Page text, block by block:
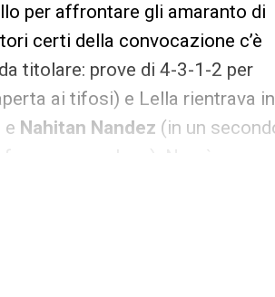
per affrontare gli amaranto di
certi della convocazione c’è
titolare: prove di 4-3-1-2 per
ai tifosi) e Lella rientrava in
e Nahitan Nandez (in un
congolese). Non è un
l’ex tecnico rossoblù